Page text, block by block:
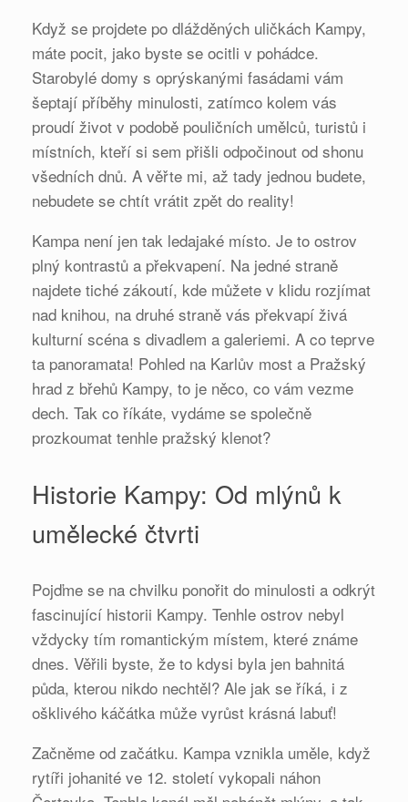
Když se projdete po dlážděných uličkách Kampy,
máte pocit, jako byste se ocitli v pohádce.
Starobylé domy s oprýskanými fasádami vám
šeptají příběhy minulosti, zatímco kolem vás
proudí život v podobě pouličních umělců, turistů i
místních, kteří si sem přišli odpočinout od shonu
všedních dnů. A věřte mi, až tady jednou budete,
nebudete se chtít vrátit zpět do reality!
Kampa není jen tak ledajaké místo. Je to ostrov
plný kontrastů a překvapení. Na jedné straně
najdete tiché zákoutí, kde můžete v klidu rozjímat
nad knihou, na druhé straně vás překvapí živá
kulturní scéna s divadlem a galeriemi. A co teprve
ta panoramata! Pohled na Karlův most a Pražský
hrad z břehů Kampy, to je něco, co vám vezme
dech. Tak co říkáte, vydáme se společně
prozkoumat tenhle pražský klenot?
Historie Kampy: Od mlýnů k
umělecké čtvrti
Pojďme se na chvilku ponořit do minulosti a odkrýt
fascinující historii Kampy. Tenhle ostrov nebyl
vždycky tím romantickým místem, které známe
dnes. Věřili byste, že to kdysi byla jen bahnitá
půda, kterou nikdo nechtěl? Ale jak se říká, i z
ošklivého káčátka může vyrůst krásná labuť!
Začněme od začátku. Kampa vznikla uměle, když
rytíři johanité ve 12. století vykopali náhon